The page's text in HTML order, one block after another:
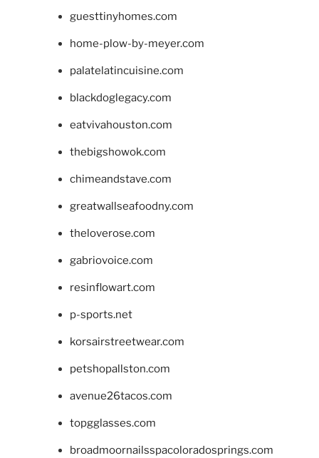
guesttinyhomes.com
home-plow-by-meyer.com
palatelatincuisine.com
blackdoglegacy.com
eatvivahouston.com
thebigshowok.com
chimeandstave.com
greatwallseafoodny.com
theloverose.com
gabriovoice.com
resinflowart.com
p-sports.net
korsairstreetwear.com
petshopallston.com
avenue26tacos.com
topgglasses.com
broadmoornailsspacoloradosprings.com